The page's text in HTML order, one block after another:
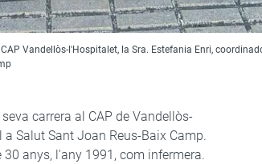
Vandellòs-l'Hospitalet, la Sra. Estefania Enri,
carrera al CAP de Vandellòs-
Salut Sant Joan Reus-Baix Camp.
30 anys, l'any 1991, com infermera.